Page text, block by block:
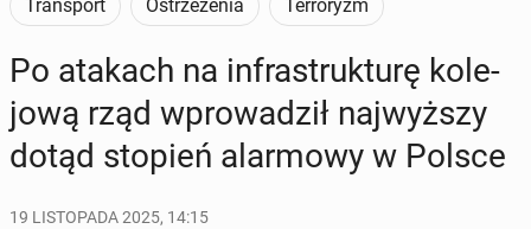
Transport Ostrzeżenia Terroryzm
Po atakach na in­fra­struk­tu­rę ko­le­
jo­wą rząd wpro­wa­dził naj­wyż­szy
dotąd stopień alar­mo­wy w Polsce
19 LISTOPADA 2025, 14:15